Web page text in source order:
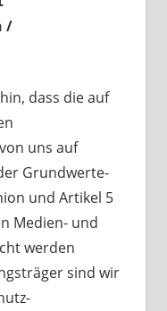
/
dass die auf
uns auf
Grundwerte-
und Artikel 5
Medien- und
werden
sind wir